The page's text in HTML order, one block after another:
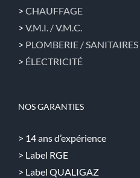
> CHAUFFAGE
> V.M.I. / V.M.C.
> PLOMBERIE / SANITAIRES
> ÉLECTRICITÉ
NOS GARANTIES
> 14 ans d’expérience
> Label RGE
> Label QUALIGAZ